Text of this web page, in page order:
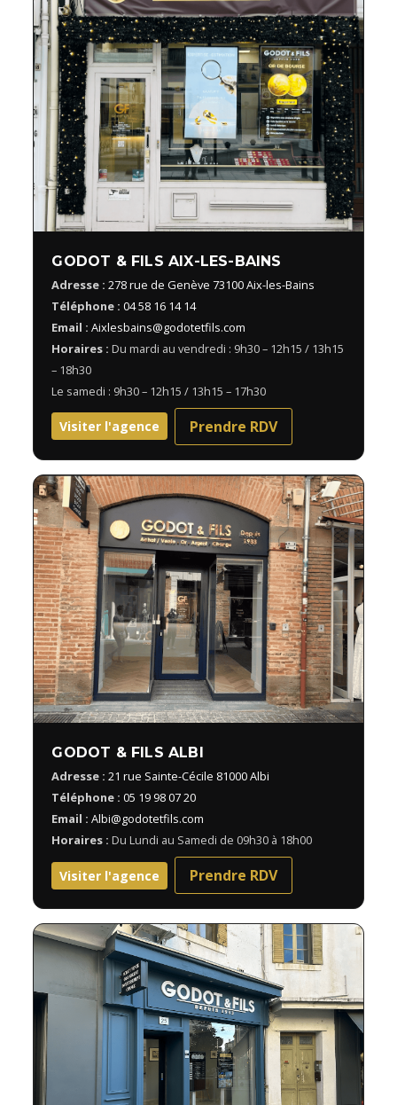
GODOT & FILS AIX-LES-BAINS
Adresse : 278 rue de Genève 73100 Aix-les-Bains
Téléphone : 04 58 16 14 14
Email : Aixlesbains@godotetfils.com
Horaires : Du mardi au vendredi : 9h30 – 12h15 / 13h15
– 18h30
Le samedi : 9h30 – 12h15 / 13h15 – 17h30
Visiter l'agence Prendre RDV
GODOT & FILS ALBI
Adresse : 21 rue Sainte-Cécile 81000 Albi
Téléphone : 05 19 98 07 20
Email : Albi@godotetfils.com
Horaires : Du Lundi au Samedi de 09h30 à 18h00
Visiter l'agence Prendre RDV